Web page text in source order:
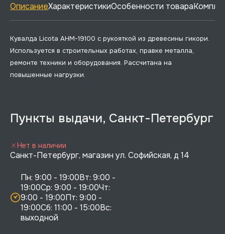
ОписаниеХарактеристикиОсобенности товара
Кувалда Licota AHM-19100 с рукояткой из древесины гикори.
Используется в строительных работах, правке металла,
ремонте техники и оборудования. Рассчитана на
повышенные нагрузки.
Пункты выдачи, Санкт-Петербург
Санкт-Петербург, магазин ул. Софийская, д 14
Пн: 9:00 - 19:00Вт: 9:00 -
19:00Ср: 9:00 - 19:00Чт:
9:00 - 19:00Пт: 9:00 -
19:00Сб: 11:00 - 15:00Вс:
выходной
Нет в наличии